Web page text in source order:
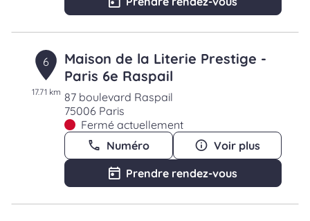
6
17.71 km
Maison de la Literie Prestige -
Paris 6e Raspail
87 boulevard Raspail
75006 Paris
Fermé actuellement
Numéro
Voir plus
Prendre rendez-vous